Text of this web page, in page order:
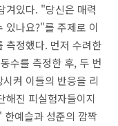
겨있다. "당신은 매력
있나요?"를 주제로 이
측정했다. 먼저 수려한
수를 측정한 후, 두 번
켜 이들의 반응을 리
해진 피실험자들이지
예슬과 성준의 깜짝